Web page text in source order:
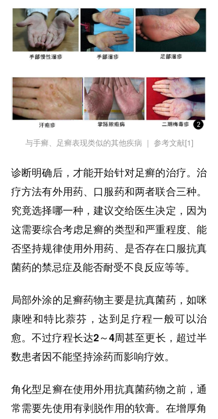
与手癣、足癣表现类似的其他疾病 ｜ 参考文献[1]
诊断明确后，才能开始针对足癣的治疗。治
疗方法有外用药、口服药和两者联合三种。
究竟选择哪一种，建议交给医生决定 ，因为
这需要综合考虑足癣的类型和严重程度、能
否坚持规律使用外用药、是否存在口服抗真
菌药的禁忌症及能否耐受不良反应等等。
局部外涂的足癣药物主要是抗真菌药，如咪
康唑和特比萘芬，达到足疗程一般可以治
愈。不过疗程长达2～4周甚至更长，超过半
数患者因不能坚持涂药而影响疗效。
角化型足癣在使用外用抗真菌药物之前，通
常需要先使用有剥脱作用的软膏。在增厚角